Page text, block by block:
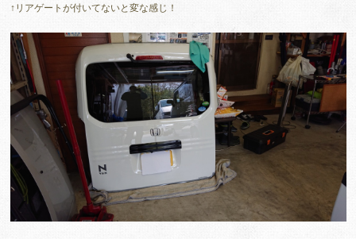
↑リアゲートが付いてないと変な感じ！